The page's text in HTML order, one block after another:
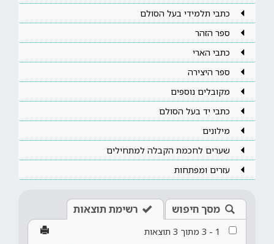
כתבי תלמידי בעל הסולם
ספר הזהר
כתבי הארי
ספר היצירה
מקובלים נוספים
כתבי יד בעל הסולם
מילונים
שערים לחכמת הקבלה למתחילים
עזרים ומפתחות
מסך חיפוש רשימת תוצאות
1
-
3 מתוך 3 תוצאות